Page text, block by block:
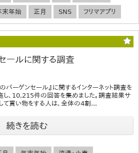
末年始 正月 SNS フリマアプリ
ールに関する調査
バーゲンセール』に関するインターネット調査を
、10,215件の回答を集めました。調査結果サ
て買い物をする人は、全体の4割...
続きを読む